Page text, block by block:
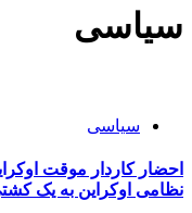
سیاسی
سیاسی
احضار کاردار موقت
نظامی اوکراین به یک